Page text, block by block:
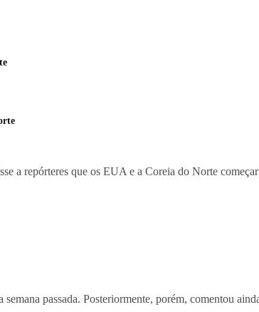
a repórteres que os EUA e a Coreia do Norte
passada. Posteriormente, porém, comentou